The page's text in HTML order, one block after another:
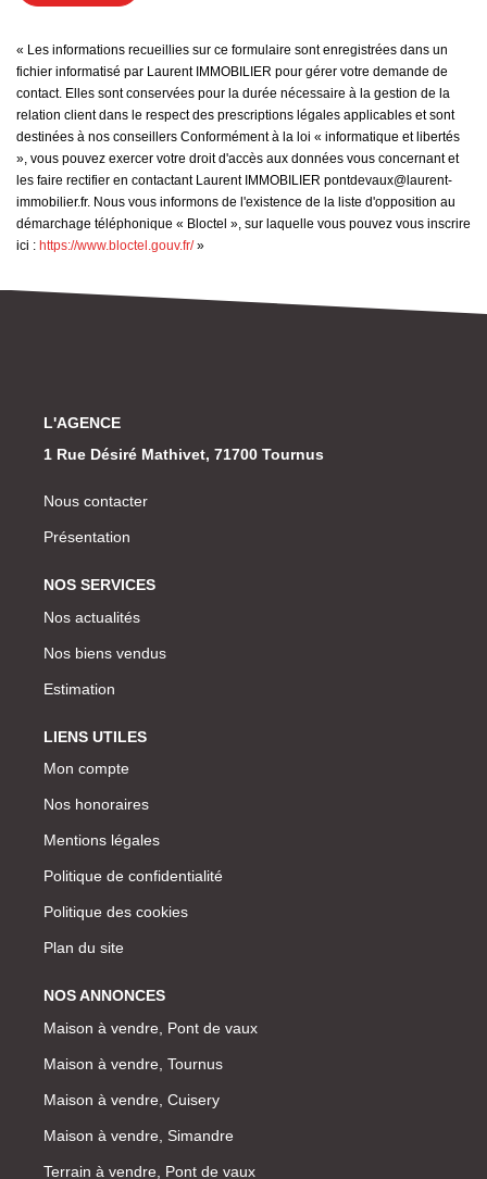
« Les informations recueillies sur ce formulaire sont enregistrées dans un
fichier informatisé par Laurent IMMOBILIER pour gérer votre demande de
contact. Elles sont conservées pour la durée nécessaire à la gestion de la
relation client dans le respect des prescriptions légales applicables et sont
destinées à nos conseillers Conformément à la loi « informatique et libertés
», vous pouvez exercer votre droit d'accès aux données vous concernant et
les faire rectifier en contactant Laurent IMMOBILIER pontdevaux@laurent-
immobilier.fr. Nous vous informons de l'existence de la liste d'opposition au
démarchage téléphonique « Bloctel », sur laquelle vous pouvez vous inscrire
ici : https://www.bloctel.gouv.fr/»
L'AGENCE
1 Rue Désiré Mathivet, 71700 Tournus
Nous contacter
Présentation
NOS SERVICES
Nos actualités
Nos biens vendus
Estimation
LIENS UTILES
Mon compte
Nos honoraires
Mentions légales
Politique de confidentialité
Politique des cookies
Plan du site
NOS ANNONCES
Maison à vendre, Pont de vaux
Maison à vendre, Tournus
Maison à vendre, Cuisery
Maison à vendre, Simandre
Terrain à vendre, Pont de vaux